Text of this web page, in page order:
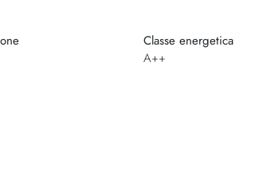
Classe energetica
A++